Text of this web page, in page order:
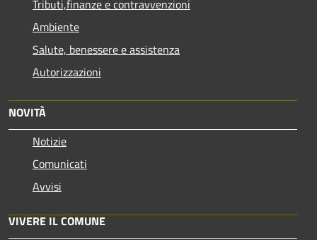
Tributi,finanze e contravvenzioni
Ambiente
Salute, benessere e assistenza
Autorizzazioni
NOVITÀ
Notizie
Comunicati
Avvisi
VIVERE IL COMUNE